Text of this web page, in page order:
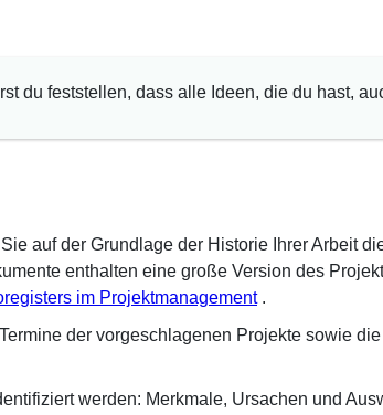
du feststellen, dass alle Ideen, die du hast,
auf der Grundlage der Historie Ihrer Arbeit
enthalten eine große Version des
im Projektmanagement.
der vorgeschlagenen Projekte sowie
werden: Merkmale, Ursachen und